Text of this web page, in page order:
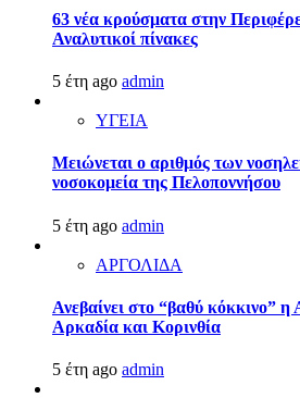
63 νέα κρούσματα στην
Αναλυτικοί πίνακες
5 έτη ago admin
ΥΓΕΙΑ
Μειώνεται ο αριθμός των
νοσοκομεία της Πελοποννήσου
5 έτη ago admin
ΑΡΓΟΛΙΔΑ
Ανεβαίνει στο “βαθύ κόκκινο” η
Αρκαδία και Κορινθία
5 έτη ago admin